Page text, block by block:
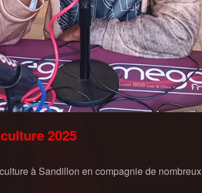
2025
à Sandillon en compagnie de nombreux